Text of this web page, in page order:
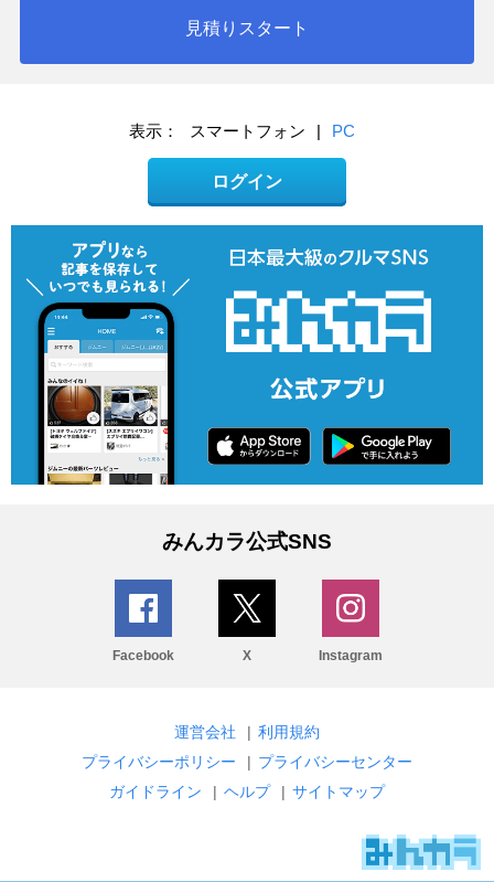
見積りスタート
表示： スマートフォン | PC
ログイン
みんカラ公式SNS
Facebook X Instagram
運営会社 | 利用規約
プライバシーポリシー
| プライバシーセンター
ガイドライン
| ヘルプ | サイトマップ